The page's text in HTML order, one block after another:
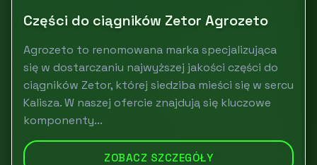
Części do ciągników Zetor Agrozeto
Agrozeto to renomowana marka specjalizująca
się w dostarczaniu najwyższej jakości części do
ciągników Zetor, której siedziba mieści się w sercu
Kalisza. W naszej ofercie znajdują się kluczowe
komponenty...
ZOBACZ SZCZEGÓŁY